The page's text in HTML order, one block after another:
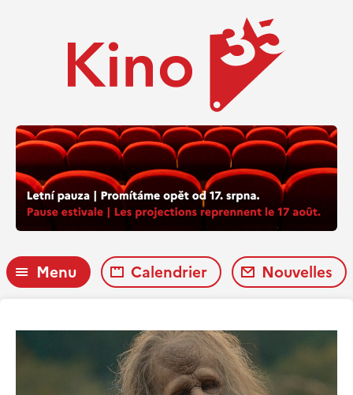
Menu Calendrier Nouvelles